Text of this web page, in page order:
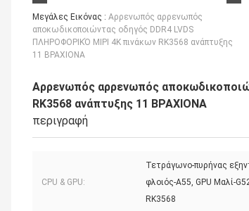
Μεγάλες Εικόνας : Αρρενωπός αρρενωπός
αποκωδικοποιώντας οδηγός DDR4 LVDS
ΠΛΗΡΟΦΟΡΙΚΌ MIPI 4K πινάκων RK3568 ανάπτυξης
11 ΒΡΑΧΙΟΝΑ
Αρρενωπός αρρενωπός
RK3568 ανάπτυξης 11 ΒΡΑΧΙΟΝΑ
περιγραφή
CPU & GPU:
Τετράγωνο-πυρήνας
φλοιός-A55, GPU Μαλί-
RK3568